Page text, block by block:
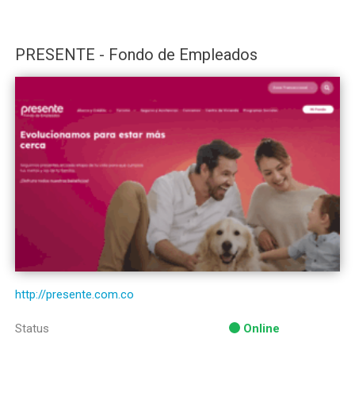
PRESENTE - Fondo de Empleados
http://presente.com.co
Status Online